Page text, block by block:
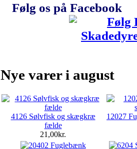
Følg os på Facebook
Nye varer i august
4126 Sølvfisk og skægkræ
fælde
21,00kr.
12027